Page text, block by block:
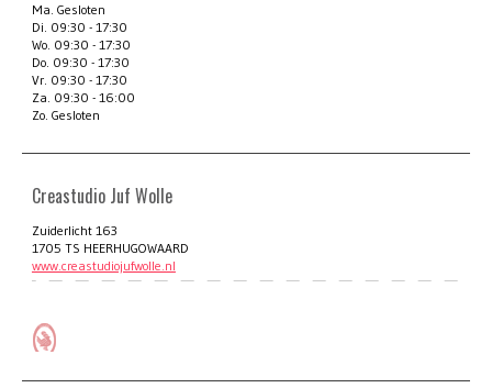
Ma. Gesloten
Di. 09:30 - 17:30
Wo. 09:30 - 17:30
Do. 09:30 - 17:30
Vr. 09:30 - 17:30
Za. 09:30 - 16:00
Zo. Gesloten
Creastudio Juf Wolle
Zuiderlicht 163
1705 TS HEERHUGOWAARD
www.creastudiojufwolle.nl